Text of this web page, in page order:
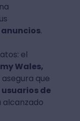
anuncios.
el
Wales,
asegura que
de
alcanzado